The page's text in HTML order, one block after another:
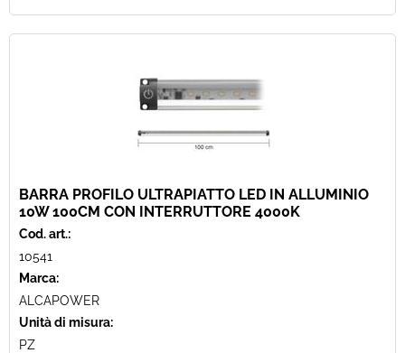
BARRA PROFILO ULTRAPIATTO LED IN ALLUMINIO
10W 100CM CON INTERRUTTORE 4000K
Cod. art.:
10541
Marca:
ALCAPOWER
Unità di misura:
PZ